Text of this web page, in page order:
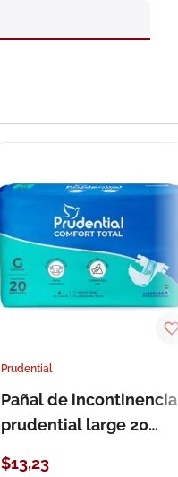
Prudential
Pañal de incontinencia
prudential large 20
$13,23